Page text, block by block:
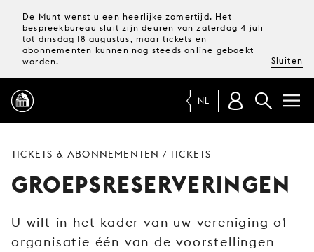
De Munt wenst u een heerlijke zomertijd. Het
bespreekbureau sluit zijn deuren van zaterdag 4 juli
tot dinsdag 18 augustus, maar tickets en
abonnementen kunnen nog steeds online geboekt
worden.
Sluiten
MAGAZINE
TICKETS &
ABONNEMENTEN
NL
TICKETS & ABONNEMENTEN /TICKETS
GROEPSRESERVERINGEN
U wilt in het kader van uw vereniging of
organisatie één van de voorstellingen